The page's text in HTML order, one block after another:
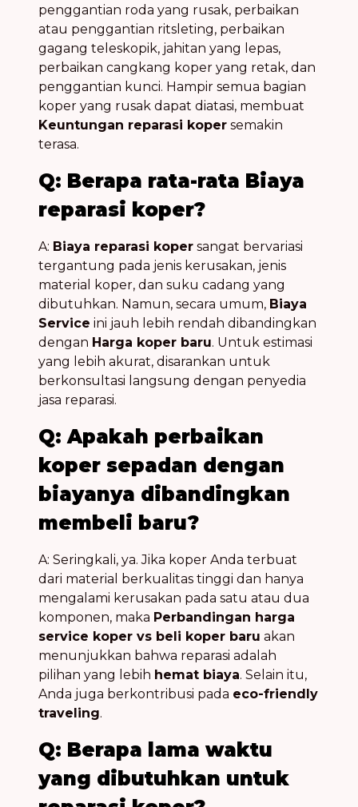
penggantian roda yang rusak, perbaikan
atau penggantian ritsleting, perbaikan
gagang teleskopik, jahitan yang lepas,
perbaikan cangkang koper yang retak, dan
penggantian kunci. Hampir semua bagian
koper yang rusak dapat diatasi, membuat
Keuntungan reparasi koper semakin
terasa.
Q: Berapa rata-rata Biaya
reparasi koper?
A: Biaya reparasi koper sangat bervariasi
tergantung pada jenis kerusakan, jenis
material koper, dan suku cadang yang
dibutuhkan. Namun, secara umum, Biaya
Service ini jauh lebih rendah dibandingkan
dengan Harga koper baru. Untuk estimasi
yang lebih akurat, disarankan untuk
berkonsultasi langsung dengan penyedia
jasa reparasi.
Q: Apakah perbaikan
koper sepadan dengan
biayanya dibandingkan
membeli baru?
A: Seringkali, ya. Jika koper Anda terbuat
dari material berkualitas tinggi dan hanya
mengalami kerusakan pada satu atau dua
komponen, maka Perbandingan harga
service koper vs beli koper baru akan
menunjukkan bahwa reparasi adalah
pilihan yang lebih hemat biaya. Selain itu,
Anda juga berkontribusi pada eco-friendly
traveling.
Q: Berapa lama waktu
yang dibutuhkan untuk